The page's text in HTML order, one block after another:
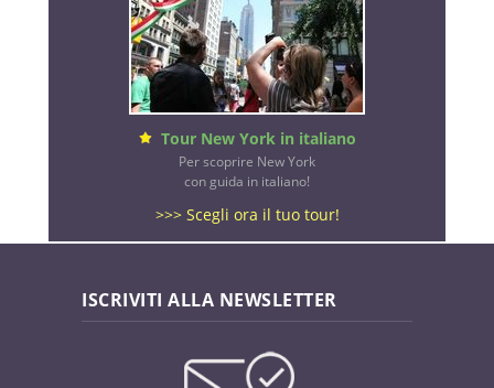
Tour New York in italiano
Per scoprire New York
con guida in italiano!
>>> Scegli ora il tuo tour!
ISCRIVITI ALLA NEWSLETTER